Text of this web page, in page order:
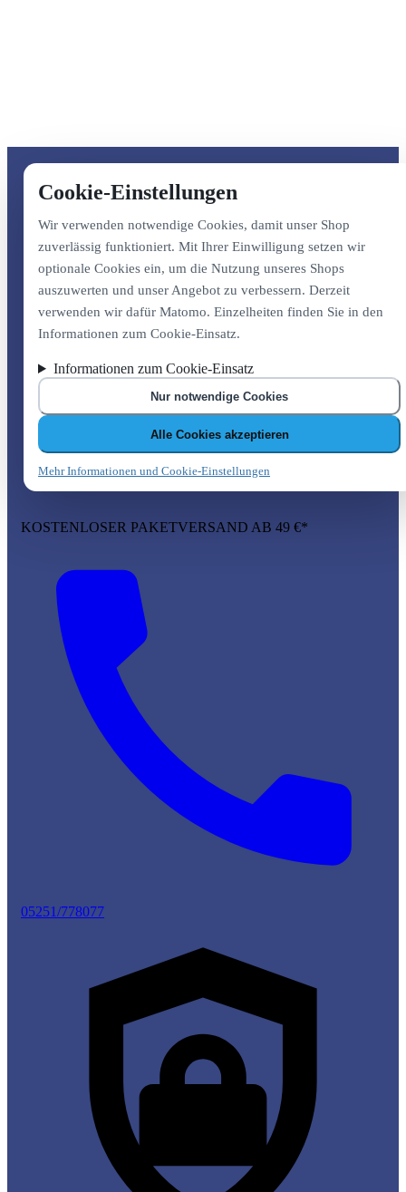
Cookie-Einstellungen
Wir verwenden notwendige Cookies, damit unser Shop
zuverlässig funktioniert. Mit Ihrer Einwilligung setzen wir
optionale Cookies ein, um die Nutzung unseres Shops
auszuwerten und unser Angebot zu verbessern. Derzeit
verwenden wir dafür Matomo. Einzelheiten finden Sie in den
Informationen zum Cookie-Einsatz.
Informationen zum Cookie-Einsatz
Nur notwendige Cookies
Alle Cookies akzeptieren
Mehr Informationen und Cookie-Einstellungen
KOSTENLOSER PAKETVERSAND AB 49 €*
05251/778077